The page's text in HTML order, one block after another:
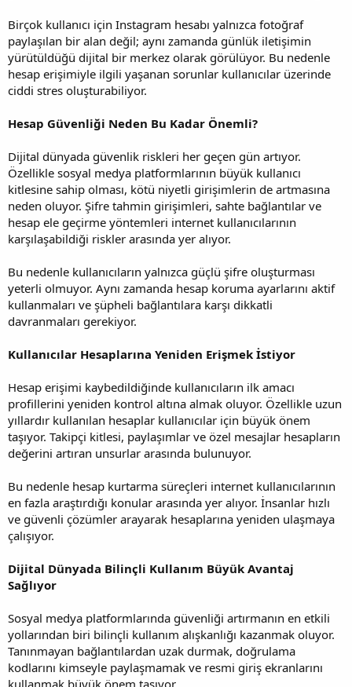
Birçok kullanıcı için Instagram hesabı yalnızca fotoğraf
paylaşılan bir alan değil; aynı zamanda günlük iletişimin
yürütüldüğü dijital bir merkez olarak görülüyor. Bu nedenle
hesap erişimiyle ilgili yaşanan sorunlar kullanıcılar üzerinde
ciddi stres oluşturabiliyor.
Hesap Güvenliği Neden Bu Kadar Önemli?
Dijital dünyada güvenlik riskleri her geçen gün artıyor.
Özellikle sosyal medya platformlarının büyük kullanıcı
kitlesine sahip olması, kötü niyetli girişimlerin de artmasına
neden oluyor. Şifre tahmin girişimleri, sahte bağlantılar ve
hesap ele geçirme yöntemleri internet kullanıcılarının
karşılaşabildiği riskler arasında yer alıyor.
Bu nedenle kullanıcıların yalnızca güçlü şifre oluşturması
yeterli olmuyor. Aynı zamanda hesap koruma ayarlarını aktif
kullanmaları ve şüpheli bağlantılara karşı dikkatli
davranmaları gerekiyor.
Kullanıcılar Hesaplarına Yeniden Erişmek İstiyor
Hesap erişimi kaybedildiğinde kullanıcıların ilk amacı
profillerini yeniden kontrol altına almak oluyor. Özellikle uzun
yıllardır kullanılan hesaplar kullanıcılar için büyük önem
taşıyor. Takipçi kitlesi, paylaşımlar ve özel mesajlar hesapların
değerini artıran unsurlar arasında bulunuyor.
Bu nedenle hesap kurtarma süreçleri internet kullanıcılarının
en fazla araştırdığı konular arasında yer alıyor. İnsanlar hızlı
ve güvenli çözümler arayarak hesaplarına yeniden ulaşmaya
çalışıyor.
Dijital Dünyada Bilinçli Kullanım Büyük Avantaj
Sağlıyor
Sosyal medya platformlarında güvenliği artırmanın en etkili
yollarından biri bilinçli kullanım alışkanlığı kazanmak oluyor.
Tanınmayan bağlantılardan uzak durmak, doğrulama
kodlarını kimseyle paylaşmamak ve resmi giriş ekranlarını
kullanmak büyük önem taşıyor.